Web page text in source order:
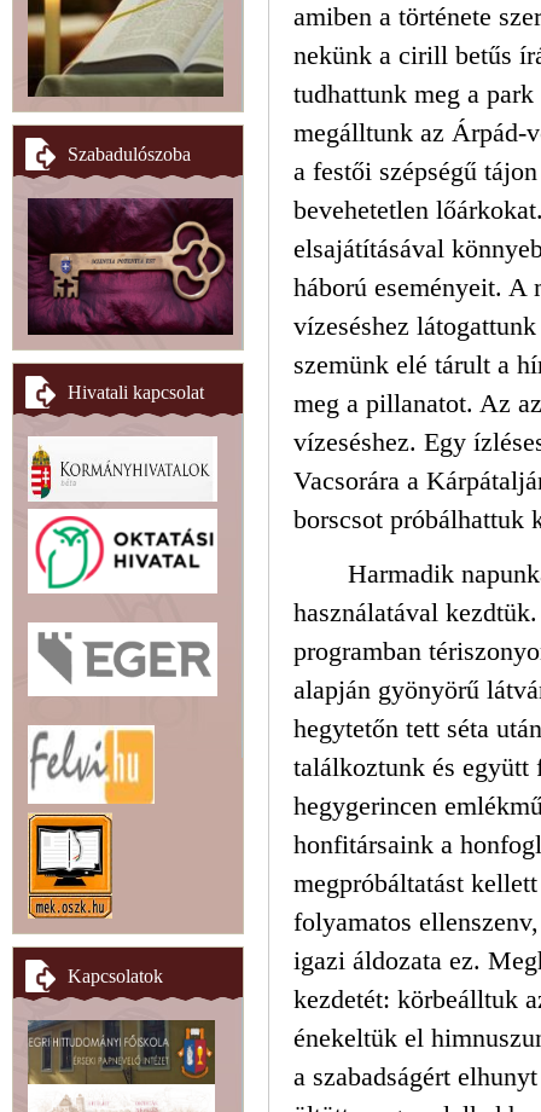
Szabadulószoba
Hivatali kapcsolat
Kapcsolatok
amiben a története
nekünk a cirill betűs
tudhattunk meg a
megálltunk az Árpád-
a festői szépségű
bevehetetlen
elsajátításával
háború eseményeit. A
vízeséshez
szemünk elé tárult a
meg a pillanatot. Az
vízeséshez. Egy
Vacsorára a
borscsot próbálhattuk
Harmadik
használatával
programban
alapján gyönyörű
hegytetőn tett séta
találkoztunk és együtt
hegygerincen
honfitársaink a
megpróbáltatást
folyamatos
igazi áldozata ez.
kezdetét: körbeálltuk
énekeltük el
a szabadságért